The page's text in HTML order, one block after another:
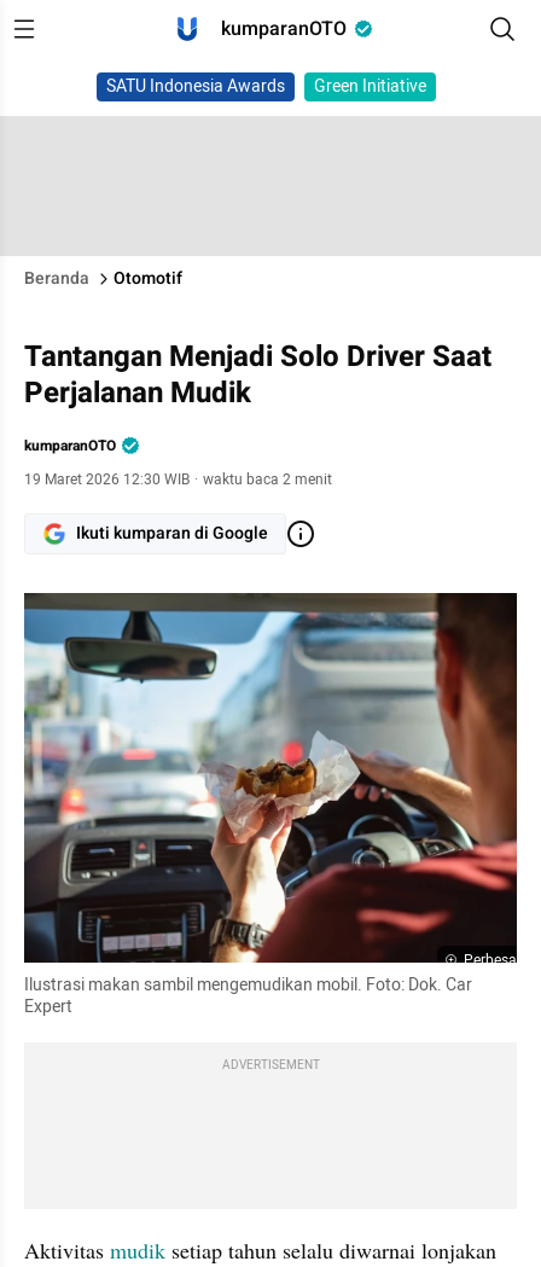
kumparanOTO
SATU Indonesia Awards Green Initiative
Beranda Otomotif
Tantangan Menjadi Solo Driver Saat
Perjalanan Mudik
kumparanOTO
19 Maret 2026 12:30 WIB · waktu baca 2 menit
Ikuti kumparan di Google
Perbesar
Ilustrasi makan sambil mengemudikan mobil. Foto: Dok. Car
Expert
ADVERTISEMENT
Aktivitas mudik setiap tahun selalu diwarnai lonjakan